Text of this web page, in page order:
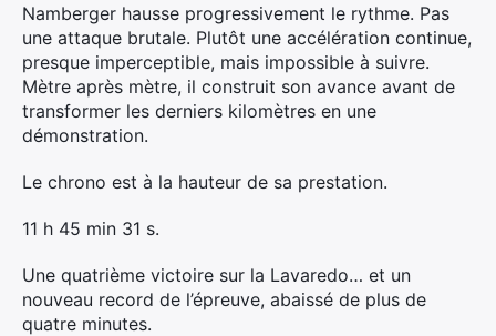
Namberger hausse progressivement le rythme. Pas
une attaque brutale. Plutôt une accélération continue,
presque imperceptible, mais impossible à suivre.
Mètre après mètre, il construit son avance avant de
transformer les derniers kilomètres en une
démonstration.
Le chrono est à la hauteur de sa prestation.
11 h 45 min 31 s.
Une quatrième victoire sur la Lavaredo… et un
nouveau record de l’épreuve, abaissé de plus de
quatre minutes.